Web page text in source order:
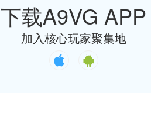
下载A9VG APP
加入核心玩家聚集地